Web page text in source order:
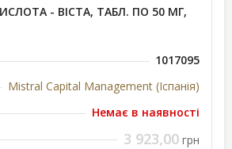
- ВІСТА, ТАБЛ. ПО 50 МГ,
1017095
Mistral Capital Management (Іспанія)
Немає в наявності
3 923,00 грн